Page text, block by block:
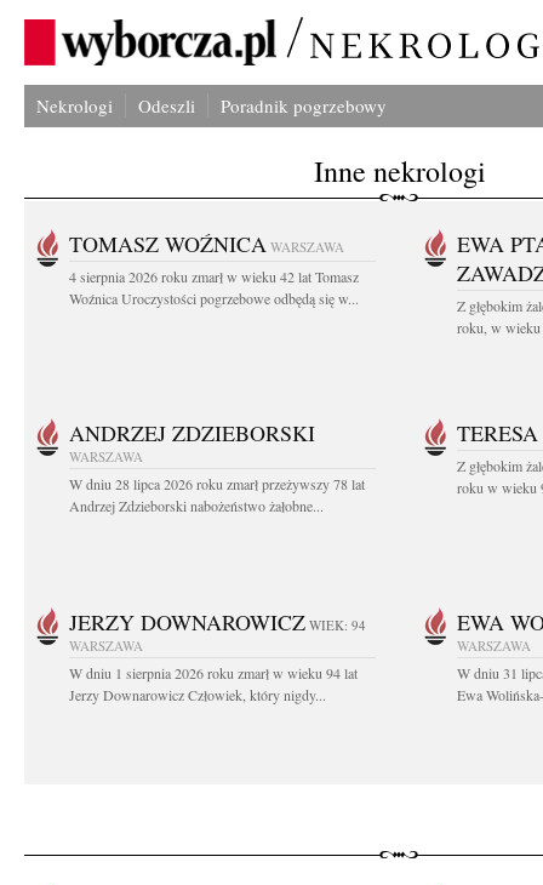
Nekrologi Odeszli Poradnik pogrzebowy
Inne nekrologi
TOMASZ WOŹNICA WARSZAWA
4 sierpnia 2026 roku zmarł w wieku 42 lat Tomasz
Woźnica Uroczystości pogrzebowe odbędą się w...
EWA
Z głębokim
roku, w wieku
ANDRZEJ ZDZIEBORSKI
WARSZAWA
W dniu 28 lipca 2026 roku zmarł przeżywszy 78 lat
Andrzej Zdzieborski nabożeństwo żałobne...
Z głębokim
roku w wieku
JERZY DOWNAROWICZ WIEK: 94
WARSZAWA
W dniu 1 sierpnia 2026 roku zmarł w wieku 94 lat
Jerzy Downarowicz Człowiek, który nigdy...
EWA
WARSZAWA
W dniu 31
Ewa